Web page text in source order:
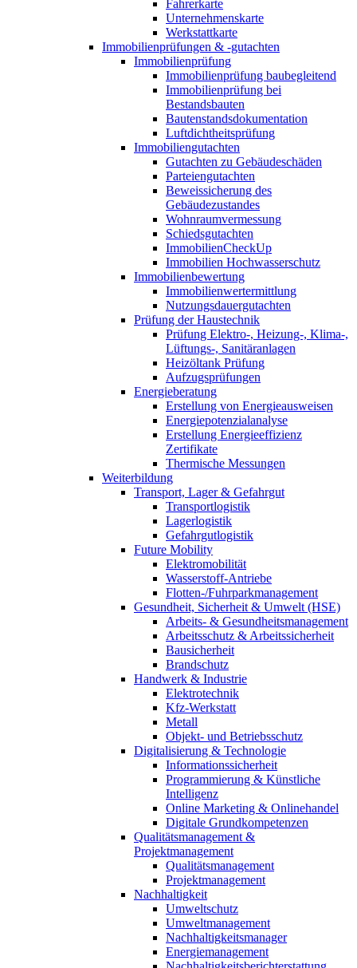
Fahrerkarte
Unternehmenskarte
Werkstattkarte
Immobilienprüfungen & -gutachten
Immobilienprüfung
Immobilienprüfung baubegleitend
Immobilienprüfung bei
Bestandsbauten
Bautenstandsdokumentation
Luftdichtheitsprüfung
Immobiliengutachten
Gutachten zu Gebäudeschäden
Parteiengutachten
Beweissicherung des
Gebäudezustandes
Wohnraumvermessung
Schiedsgutachten
ImmobilienCheckUp
Immobilien Hochwasserschutz
Immobilienbewertung
Immobilienwertermittlung
Nutzungsdauergutachten
Prüfung der Haustechnik
Prüfung Elektro-, Heizung-, Klima-,
Lüftungs-, Sanitäranlagen
Heizöltank Prüfung
Aufzugsprüfungen
Energieberatung
Erstellung von Energieausweisen
Energiepotenzialanalyse
Erstellung Energieeffizienz
Zertifikate
Thermische Messungen
Weiterbildung
Transport, Lager & Gefahrgut
Transportlogistik
Lagerlogistik
Gefahrgutlogistik
Future Mobility
Elektromobilität
Wasserstoff-Antriebe
Flotten-/Fuhrparkmanagement
Gesundheit, Sicherheit & Umwelt (HSE)
Arbeits- & Gesundheitsmanagement
Arbeitsschutz & Arbeitssicherheit
Bausicherheit
Brandschutz
Handwerk & Industrie
Elektrotechnik
Kfz-Werkstatt
Metall
Objekt- und Betriebsschutz
Digitalisierung & Technologie
Informationssicherheit
Programmierung & Künstliche
Intelligenz
Online Marketing & Onlinehandel
Digitale Grundkompetenzen
Qualitätsmanagement &
Projektmanagement
Qualitätsmanagement
Projektmanagement
Nachhaltigkeit
Umweltschutz
Umweltmanagement
Nachhaltigkeitsmanager
Energiemanagement